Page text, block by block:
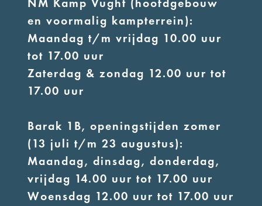
NM Kamp Vught (hoofdgebouw
en voormalig kampterrein):
Maandag t/m vrijdag 10.00 uur
tot 17.00 uur
Zaterdag & zondag 12.00 uur tot
17.00 uur
Barak 1B, openingstijden zomer
(13 juli t/m 23 augustus):
Maandag, dinsdag, donderdag,
vrijdag 14.00 uur tot 17.00 uur
Woensdag 12.00 uur tot 17.00 uur